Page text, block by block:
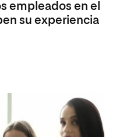
empleados en el
su experiencia